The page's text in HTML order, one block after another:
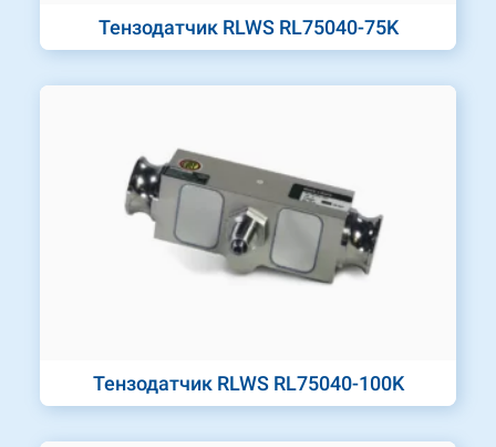
Тензодатчик RLWS RL75040-75K
Тензодатчик RLWS RL75040-100K